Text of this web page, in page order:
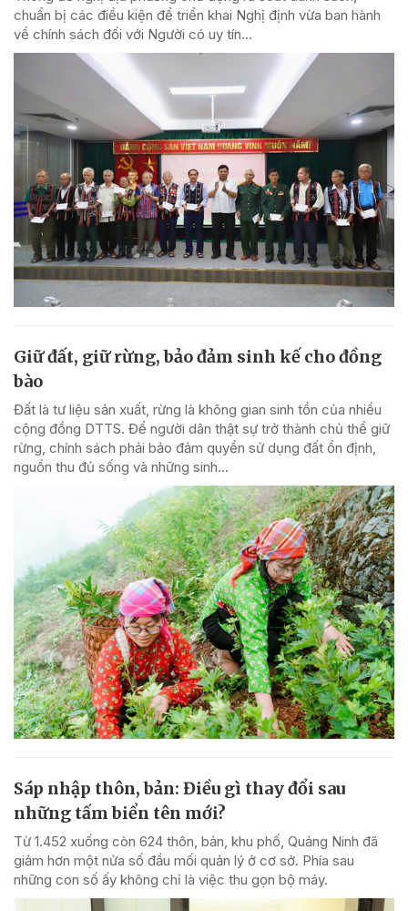
chuẩn bị các điều kiện để triển khai Nghị định vừa ban hành
về chính sách đối với Người có uy tín...
Giữ đất, giữ rừng, bảo đảm sinh kế cho đồng
bào
Đất là tư liệu sản xuất, rừng là không gian sinh tồn của nhiều
cộng đồng DTTS. Để người dân thật sự trở thành chủ thể giữ
rừng, chính sách phải bảo đảm quyền sử dụng đất ổn định,
nguồn thu đủ sống và những sinh...
Sáp nhập thôn, bản: Điều gì thay đổi sau
những tấm biển tên mới?
Từ 1.452 xuống còn 624 thôn, bản, khu phố, Quảng Ninh đã
giảm hơn một nửa số đầu mối quản lý ở cơ sở. Phía sau
những con số ấy không chỉ là việc thu gọn bộ máy.